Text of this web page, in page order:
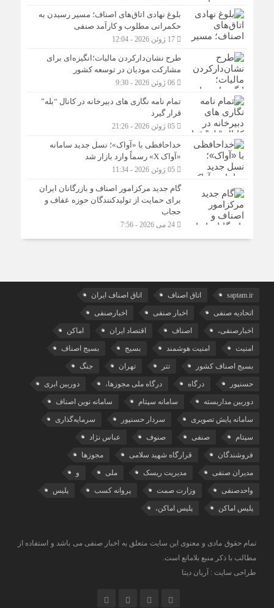
بلوغ نهادی اتاق‌های اصناف؛ مسیر رسیدن به
حکمرانی مطلوب و کارآمد صنفی
17 ژوئن 2026 - 12:04
طرح نشان‌دارکردن مالیات؛انگیزه‌ای برای
مشارکت مودیان در توسعه کشور
06 ژوئن 2026 - 9:30
تمام نامه نگاری های دبیرخانه در کانال “بله”
قرار گیرد
05 ژوئن 2026 - 21:26
خداحافظی با «آواک»؛ نسل جدید سامانه
«آواک X» رسماً وارد بازار شد
05 ژوئن 2026 - 11:34
گام جدید مرکزامور اصناف و بازرگانان ایران
برای حمایت از تولیدکنندگان حوزه عفاف و
حجاب
24 می 2026 - 7:56
saptam.ir اتاق اصناف اتاق اصناف ایران
اتحادیه صنفی اخبار صنفی اخبارصنفی
اخبارصنفی، اصناف اقتصاد ایران اماکن
امنیت امنیت هوشمند بسیج بسیج اصناف
بسیج اصناف کشور تتر تهران جنگ
حسنپور درگاه درگاه ملی مجوزها، دوربین ابری
دوربین مداربسته سامانه سپتام سامانه نوین اصناف
سامانه پایش تصویری سردار حسنپور سرمایه‌گذاری
سپتام صنفی صنوف عباس نژاد
فروشندگان قرارگاه شهید سلامی مجوزها
مدیران صنفی مدیریت ریسک ملی و
واحدصنفی وزارت صمت پروانه کسب پلیس
پلیس اماکن پلیس اماکن،
تمام حقوق مادی و معنوی این سایت متعلق به اخبار صنفی می باشد و استفاده از
مطالب با ذکر منبع بلامانع است.
طراحی سایت : آریان دیتا